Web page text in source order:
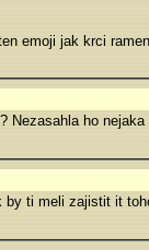
emoji jak krci
Nezasahla ho
by ti meli zajistit it